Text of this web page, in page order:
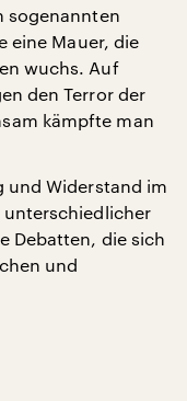
sogenannten
eine Mauer, die
wuchs. Auf
den Terror der
kämpfte man
und Widerstand im
unterschiedlicher
Debatten, die sich
und